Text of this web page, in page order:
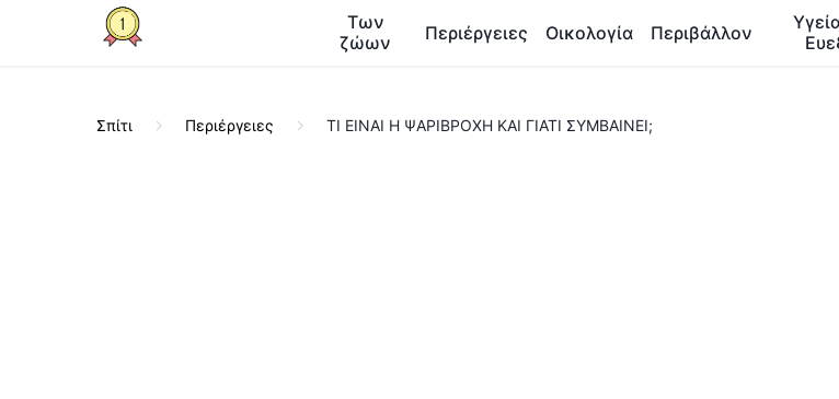
Των
ζώων
Περιέργειες Οικολογία Περιβάλλον
Σπίτι Περιέργειες ΤΙ ΕΙΝΑΙ Η ΨΑΡΙΒΡΟΧΗ ΚΑΙ ΓΙΑΤΙ ΣΥΜΒΑΙΝΕΙ;